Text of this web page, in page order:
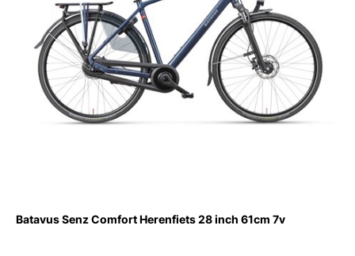
Batavus Senz Comfort Herenfiets 28 inch 61cm 7v